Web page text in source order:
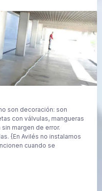
son decoración: son
con válvulas, mangueras
margen de error.
{En Avilés no instalamos
cuando se